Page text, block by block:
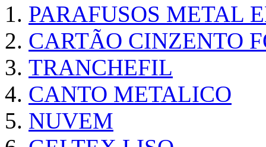
PARAFUSOS METAL
CARTÃO CINZENTO
TRANCHEFIL
CANTO METALICO
NUVEM